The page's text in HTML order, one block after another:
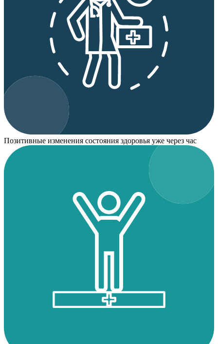
Позитивные изменения состояния здоровья уже через час